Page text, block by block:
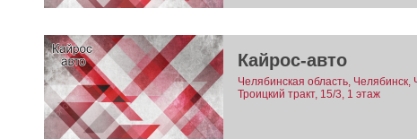
Кайрос-авто
Челябинская область, Челябинск,
Троицкий тракт, 15/3, 1 этаж